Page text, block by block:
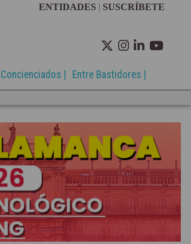
ENTIDADES | SUSCRÍBETE
| Concienciados | Entre Bastidores |